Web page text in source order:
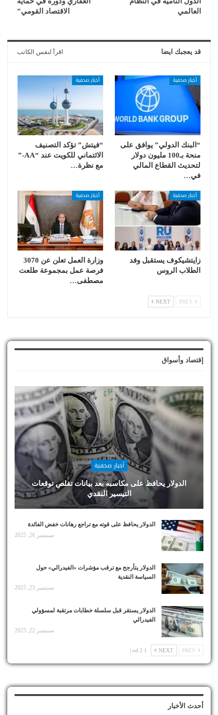
العالمي
الاقتصاد القومي”
قد يعجبك ايضا اقرأ لنفس الكاتب
أخبار صحفية
“البنك الدولي” يوافق على
منحة بـ100 مليون دولار
لتحديث القطاع المالي
في…
أخبار صحفية
“فيتش” تؤكد التصنيف
الائتماني للكويت عند “AA-”
مع نظرة…
أخبار صحفية
زايتشيكوف يستقبل وفد
الطلاب الروس
أخبار صحفية
وزارة العمل تعلن عن 3070
فرصة عمل بمجموعة طلعت
مصطفى…
NEXT
إقتصاد وأسواق
أخبار صحفية
الدولار يحافظ على مكاسبه بعد بيانات تقلص توقعات
التيسير النقدي
الدولار يحافظ على قوته مع تراجع رهانات خفض الفائدة
سبتمبر 26, 2025
الدولار يتأرجح مع ترقب مؤشرات «الفيدرالي» حول
السياسة النقدية
سبتمبر 23, 2025
الدولار يستقر قبل سلسلة خطابات مرتقبة لمسؤولي
الفيدرالي
سبتمبر 22, 2025
NEXT
1 od 2 |
أحدث الأخبار